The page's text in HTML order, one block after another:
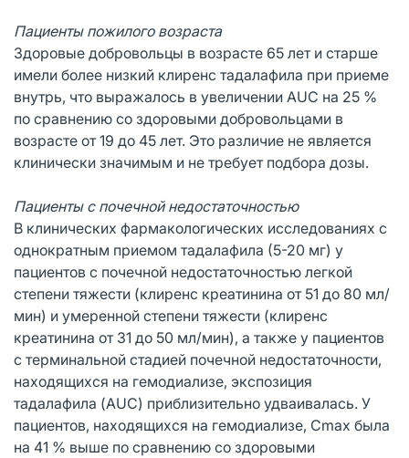
Пациенты пожилого возраста
Здоровые добровольцы в возрасте 65 лет и старше
имели более низкий клиренс тадалафила при приеме
внутрь, что выражалось в увеличении AUC на 25 %
по сравнению со здоровыми добровольцами в
возрасте от 19 до 45 лет. Это различие не является
клинически значимым и не требует подбора дозы.
Пациенты с почечной недостаточностью
В клинических фармакологических исследованиях с
однократным приемом тадалафила (5-20 мг) у
пациентов с почечной недостаточностью легкой
степени тяжести (клиренс креатинина от 51 до 80 мл/
мин) и умеренной степени тяжести (клиренс
креатинина от 31 до 50 мл/мин), а также у пациентов
с терминальной стадией почечной недостаточности,
находящихся на гемодиализе, экспозиция
тадалафила (AUC) приблизительно удваивалась. У
пациентов, находящихся на гемодиализе, Cmax была
на 41 % выше по сравнению со здоровыми